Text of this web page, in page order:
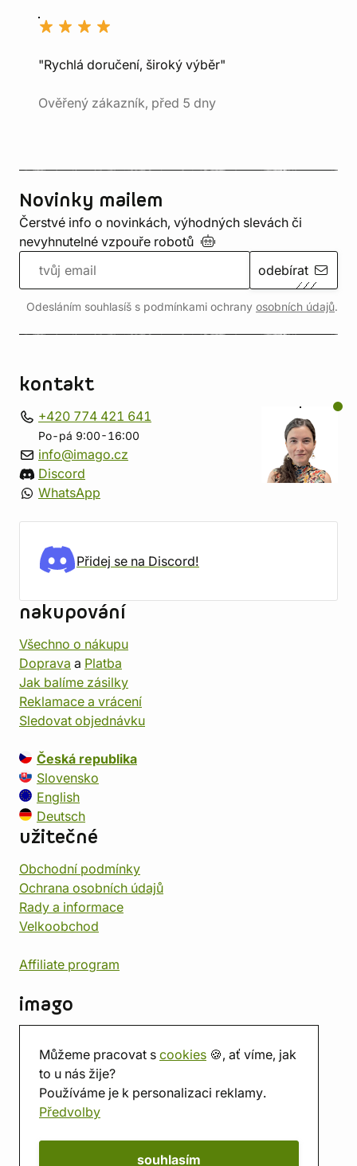
Můžeme pracovat s cookies 🍪, ať víme, jak
to u nás žije?
Používáme je k personalizaci reklamy.
Předvolby
souhlasím
"Rychlá doručení, široký výběr"
Ověřený zákazník, před 5 dny
Novinky mailem
Čerstvé info o novinkách, výhodných slevách či
nevyhnutelné vzpouře robotů
odebírat
Odesláním souhlasíš s podmínkami ochrany osobních údajů.
kontakt
+420 774 421 641
Po-pá 9:00-16:00
info@imago.cz
Discord
WhatsApp
Přidej se na Discord!
nakupování
Všechno o nákupu
Doprava a Platba
Jak balíme zásilky
Reklamace a vrácení
Sledovat objednávku
Česká republika
Slovensko
English
Deutsch
užitečné
Obchodní podmínky
Ochrana osobních údajů
Rady a informace
Velkoobchod
Affiliate program
imago
Prodejna
Herna
O nás
Hodnocení obchodu